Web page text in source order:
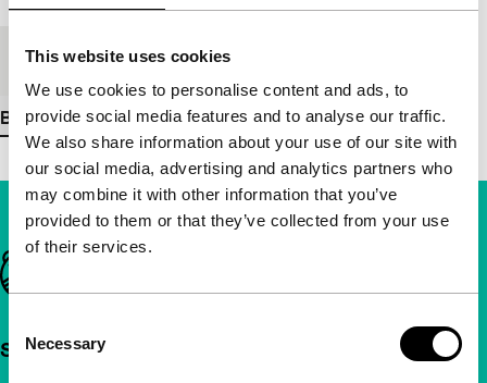
This website uses cookies
We use cookies to personalise content and ads, to
provide social media features and to analyse our traffic.
We also share information about your use of our site with
our social media, advertising and analytics partners who
may combine it with other information that you’ve
provided to them or that they’ve collected from your use
of their services.
Selection
Necessary
Medium/Formaat35mm
Bekijk meer details
Belangrijke links
Snel naar